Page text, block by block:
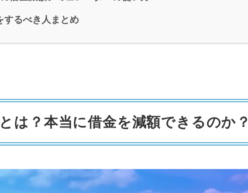
するべき人まとめ
は？本当に借金を減額できるのか？